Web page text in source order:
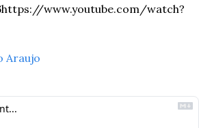
https://www.youtube.com/watch?
Araujo